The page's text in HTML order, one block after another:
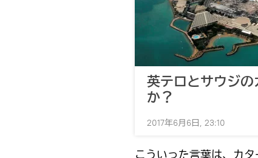
英テロとサウジ
か？
2017年6月6日, 23:10
こういった言葉は、カ